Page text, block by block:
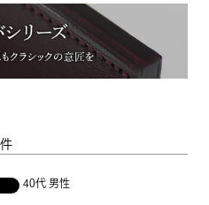
40代 男性